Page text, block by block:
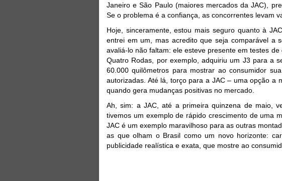
Janeiro e São Paulo (maiores mercados da JAC),
Se o problema é a confiança, as concorrentes levam
Hoje, sinceramente, estou mais seguro quanto à
entrei em um, mas acredito que seja comparável a
avaliá-lo não faltam: ele esteve presente em testes
Quatro Rodas, por exemplo, adquiriu um J3 para a
60.000 quilômetros para mostrar ao consumidor
autorizadas. Até lá, torço para a JAC – uma opção a
quando gera mudanças positivas no mercado.
Ah, sim: a JAC, até a primeira quinzena de maio,
tivemos um exemplo de rápido crescimento de uma
JAC é um exemplo maravilhoso para as outras
as que olham o Brasil como um novo horizonte:
publicidade realística e exata, que mostre ao